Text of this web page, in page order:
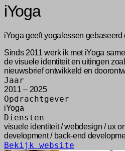
iYoga
iYoga geeft yogalessen
Sinds 2011 werk ik met iYoga
de visuele identiteit en uitingen
nieuwsbrief ontwikkeld en
Jaar
2011 – 2025
Opdrachtgever
iYoga
Diensten
visuele identiteit / webdesign / ux
development / back-end
Bekijk website